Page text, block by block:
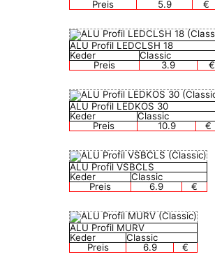
Preis
5.9 €
ALU Profil LEDCLSH 18
Keder
Classic
Preis
3.9 €
ALU Profil LEDKOS 30
Keder
Classic
Preis
10.9 €
ALU Profil VSBCLS
Keder
Classic
Preis
6.9 €
ALU Profil MURV
Keder
Classic
Preis
6.9 €